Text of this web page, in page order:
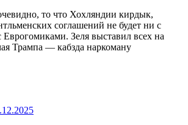
то что Хохляндии кирдык,
соглашений не будет ни с
Еврогомиками. Зеля выставил всех на
Трампа — кабзда наркоману